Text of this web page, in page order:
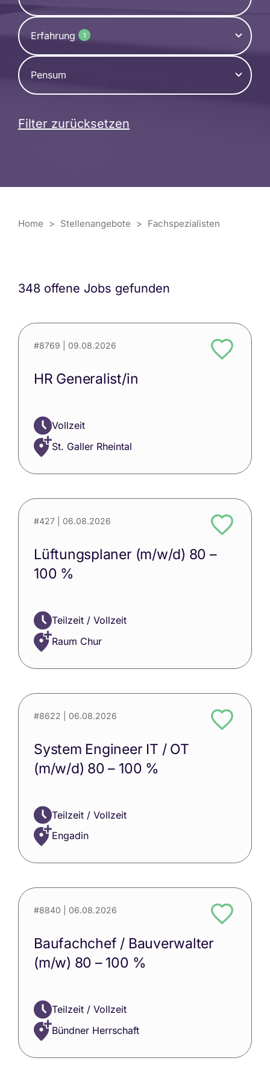
Erfahrung 1
Pensum
Filter zurücksetzen
Home > Stellenangebote > Fachspezialisten
348 offene Jobs gefunden
#8769 | 09.08.2026
HR Generalist/in
Vollzeit
St. Galler Rheintal
#427 | 06.08.2026
Lüftungsplaner (m/w/d) 80 –
100 %
Teilzeit / Vollzeit
Raum Chur
#8622 | 06.08.2026
System Engineer IT / OT
(m/w/d) 80 – 100 %
Teilzeit / Vollzeit
Engadin
#8840 | 06.08.2026
Baufachchef / Bauverwalter
(m/w) 80 – 100 %
Teilzeit / Vollzeit
Bündner Herrschaft